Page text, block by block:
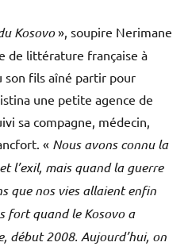
Kosovo», soupire Nerimane
de littérature française à
son fils aîné partir pour
une petite agence de
sa compagne, médecin,
« Nous avons connu la
l’exil, mais quand la guerre
que nos vies allaient enfin
fort quand le Kosovo a
début 2008. Aujourd’hui, on